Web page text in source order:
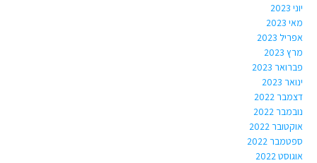
יוני 2023
מאי 2023
אפריל 2023
מרץ 2023
פברואר 2023
ינואר 2023
דצמבר 2022
נובמבר 2022
אוקטובר 2022
ספטמבר 2022
אוגוסט 2022